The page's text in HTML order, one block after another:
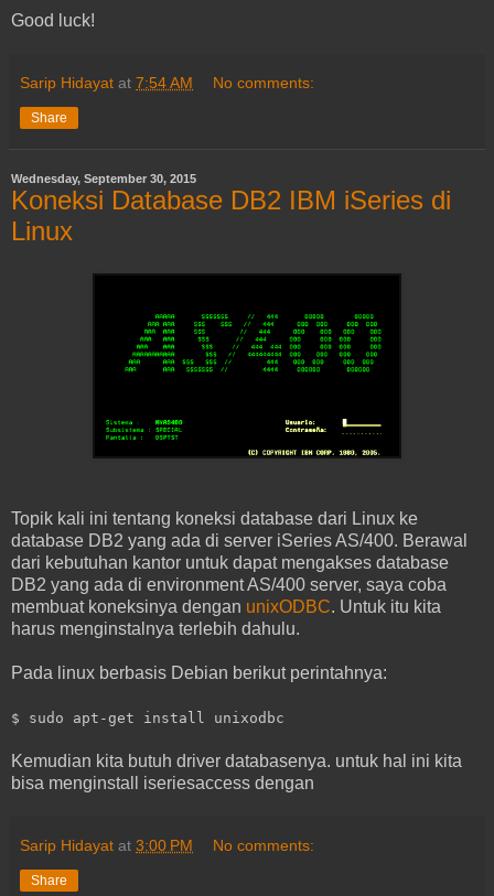
Good luck!
Sarip Hidayat at 7:54 AM No comments:
Share
Wednesday, September 30, 2015
Koneksi Database DB2 IBM iSeries di
Linux
Topik kali ini tentang koneksi database dari Linux ke
database DB2 yang ada di server iSeries AS/400. Berawal
dari kebutuhan kantor untuk dapat mengakses database
DB2 yang ada di environment AS/400 server, saya coba
membuat koneksinya dengan unixODBC. Untuk itu kita
harus menginstalnya terlebih dahulu.
Pada linux berbasis Debian berikut perintahnya:
$ sudo apt-get install unixodbc
Kemudian kita butuh driver databasenya. untuk hal ini kita
bisa menginstall iseriesaccess dengan
Sarip Hidayat at 3:00 PM No comments:
Share